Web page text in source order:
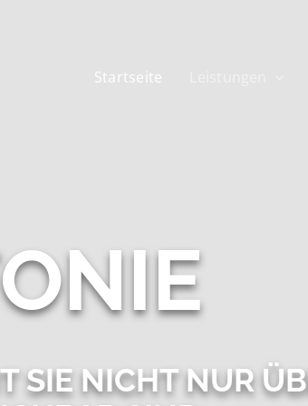
Startseite
SIE NICHT NUR